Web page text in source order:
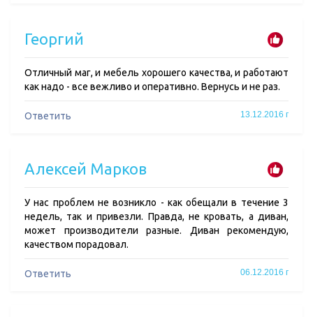
Георгий
Отличный маг, и мебель хорошего качества, и работают
как надо - все вежливо и оперативно. Вернусь и не раз.
Ответить 13.12.2016 г
Алексей Марков
У нас проблем не возникло - как обещали в течение 3
недель, так и привезли. Правда, не кровать, а диван,
может производители разные. Диван рекомендую,
качеством порадовал.
Ответить 06.12.2016 г